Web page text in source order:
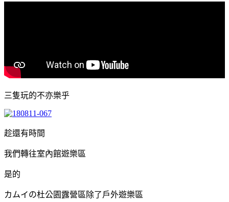
三隻玩的不亦樂乎
趁還有時間
我們轉往室內館遊樂區
是的
カムイの杜公園露營區除了戶外遊樂區